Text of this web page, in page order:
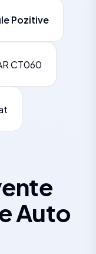
Pozitive
CT060
Auto